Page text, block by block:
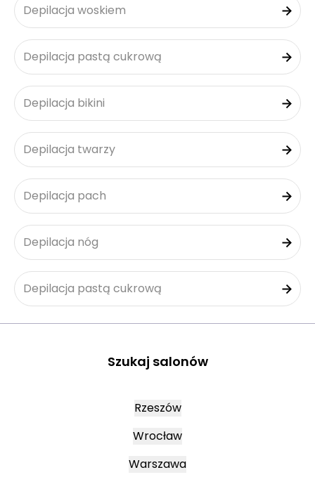
Depilacja woskiem
Depilacja pastą cukrową
Depilacja bikini
Depilacja twarzy
Depilacja pach
Depilacja nóg
Depilacja pastą cukrową
Szukaj salonów
Rzeszów
Wrocław
Warszawa